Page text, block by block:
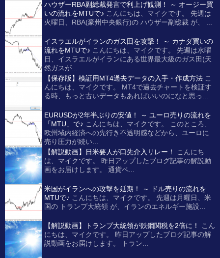
ハウザーRBA副総裁発言で利上げ観測！ ～ オージー買
いの流れをMTUで♪ こんにちは、マイクです。 先週は
火曜日、RBA(豪州中央銀行)の ハウザー副総裁 が、 ...
イスラエルがイランのガス田を攻撃！ ～ カナダ買いの
流れをMTUで♪ こんにちは、マイクです。 先週は水曜
日、イスラエルがイランにある世界最大級のガス田(天
然ガスが...
【保存版】検証用MT4過去データの入手・作成方法 こ
んにちは、マイクです。 MT4で過去チャートを検証す
る時、もっと古いデータもあればいいのになと思っ...
EURUSDが2年半ぶりの安値！ ～ ユーロ売りの流れを
「MTU」で♪ こんにちは、マイクです。 このところ、
欧州域内経済への先行き不透明感などから、ユーロに
売り圧力が続い...
【解説動画】日米要人が口先介入リレー！
こんにち
は、マイクです。 昨日アップしたブログ記事の解説動
画をお届けします。 通貨ペ...
米国がイランへの攻撃を延期！ ～ ドル売りの流れを
MTUで♪ こんにちは、マイクです。 先週は月曜日、米
国の トランプ大統領 が、イランのエネルギー施設...
【解説動画】トランプ大統領が鉄鋼関税を2倍に！
こん
にちは、マイクです。 昨日アップしたブログ記事の解
説動画をお届けします。 トラン...